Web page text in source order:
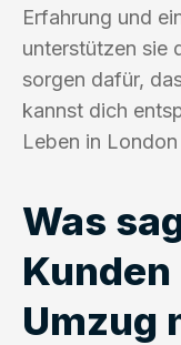
Erfahrung und
unterstützen sie
sorgen dafür,
kannst dich
Leben in
Was
Umzug